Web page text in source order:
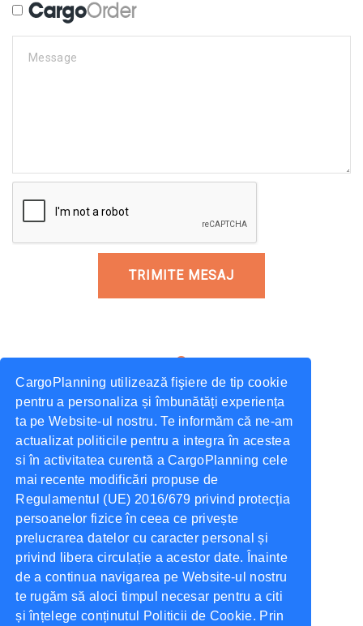
CargoPlanning utilizează fişiere de tip cookie
pentru a personaliza și îmbunătăți experiența
ta pe Website-ul nostru. Te informăm că ne-am
actualizat politicile pentru a integra în acestea
si în activitatea curentă a CargoPlanning cele
mai recente modificări propuse de
Regulamentul (UE) 2016/679 privind protecția
persoanelor fizice în ceea ce privește
prelucrarea datelor cu caracter personal și
privind libera circulație a acestor date. Înainte
de a continua navigarea pe Website-ul nostru
te rugăm să aloci timpul necesar pentru a citi
și înțelege conținutul Politicii de Cookie. Prin
Message
TRIMITE MESAJ
Adresa
Str. Elena Doamna Nr.20-22,
Iasi România.
Telefon
Telefon: +40 756 628 230